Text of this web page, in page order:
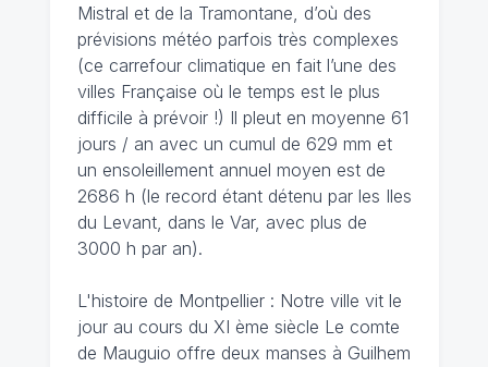
Mistral et de la Tramontane, d’où des
prévisions météo parfois très complexes
(ce carrefour climatique en fait l’une des
villes Française où le temps est le plus
difficile à prévoir !) Il pleut en moyenne 61
jours / an avec un cumul de 629 mm et
un ensoleillement annuel moyen est de
2686 h (le record étant détenu par les Iles
du Levant, dans le Var, avec plus de
3000 h par an).
L'histoire de Montpellier : Notre ville vit le
jour au cours du XI ème siècle Le comte
de Mauguio offre deux manses à Guilhem